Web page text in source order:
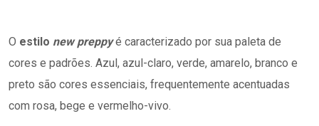
O estilo new preppyé caracterizado por sua paleta de
cores e padrões. Azul, azul-claro, verde, amarelo, branco e
preto são cores essenciais, frequentemente acentuadas
com rosa, bege e vermelho-vivo.